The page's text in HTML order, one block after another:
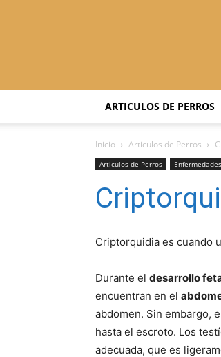
ARTICULOS DE PERROS
Inicio Articulos de Perros
Articulos de Perros
Criptorquidia es cuando
Durante el desarrollo
encuentran en el
abdomen. Sin embargo,
hasta el escroto. Los
adecuada, que es